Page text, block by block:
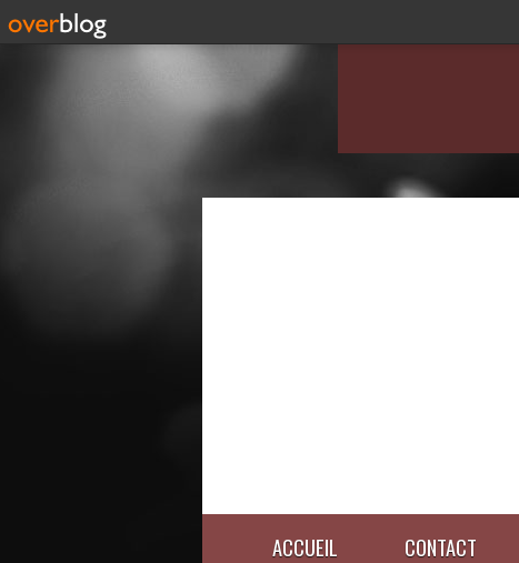
ACCUEIL CONTACT